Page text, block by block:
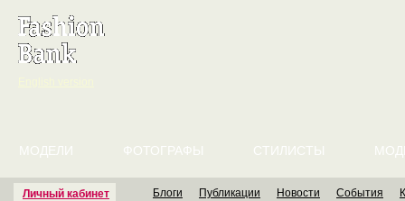
Личный кабинет
МОДЕЛИ ФОТОГРАФЫ СТИЛИСТЫ
Блоги Публикации Новости События